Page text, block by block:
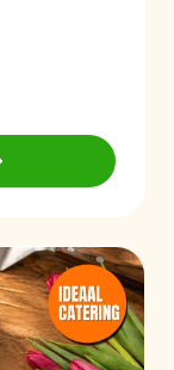
gelegenheid.